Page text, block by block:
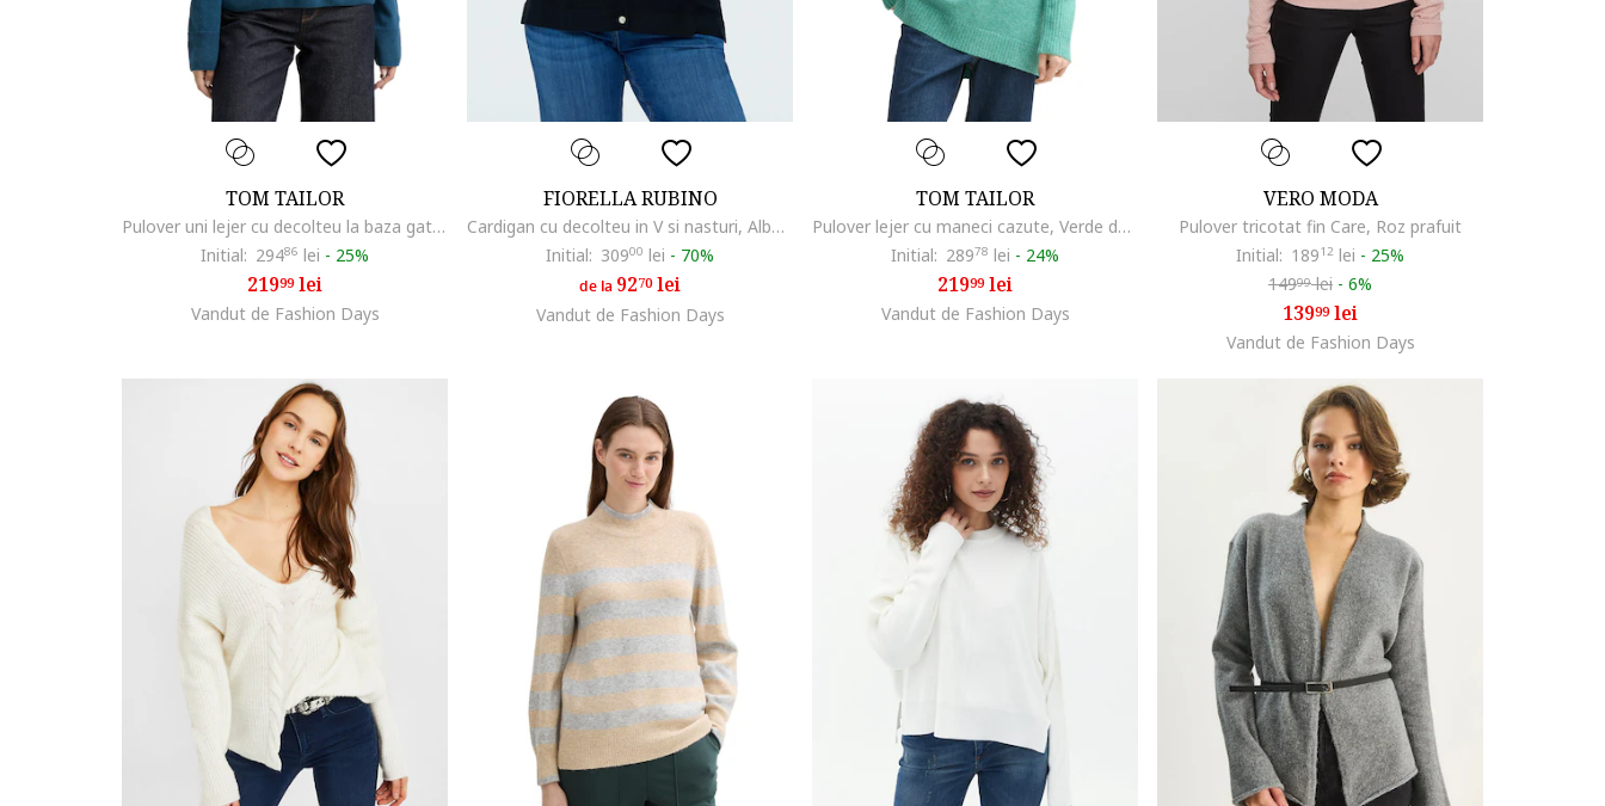
TOM TAILOR
Pulover uni lejer cu decolteu la baza gatului, Albastru petrol
Initial: 29486 lei - 25%
21999lei
Vandut de Fashion Days
FIORELLA RUBINO
Cardigan cu decolteu in V si nasturi, Albastru ultramarin
Initial: 30900 lei - 70%
de la 9270lei
Vandut de Fashion Days
TOM TAILOR
Pulover lejer cu maneci cazute, Verde deschis
Initial: 28978 lei - 24%
21999lei
Vandut de Fashion Days
VERO MODA
Pulover tricotat fin Care, Roz prafuit
Initial: 18912 lei - 25%
14999lei - 6%
13999lei
Vandut de Fashion Days